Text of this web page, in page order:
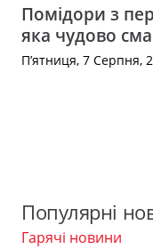
Помідори з
яка чудово
П’ятниця, 7 Серпня,
Популярні
Гарячі новини